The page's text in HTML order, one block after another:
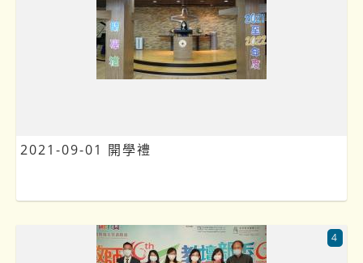
2021-09-01 開學禮
4